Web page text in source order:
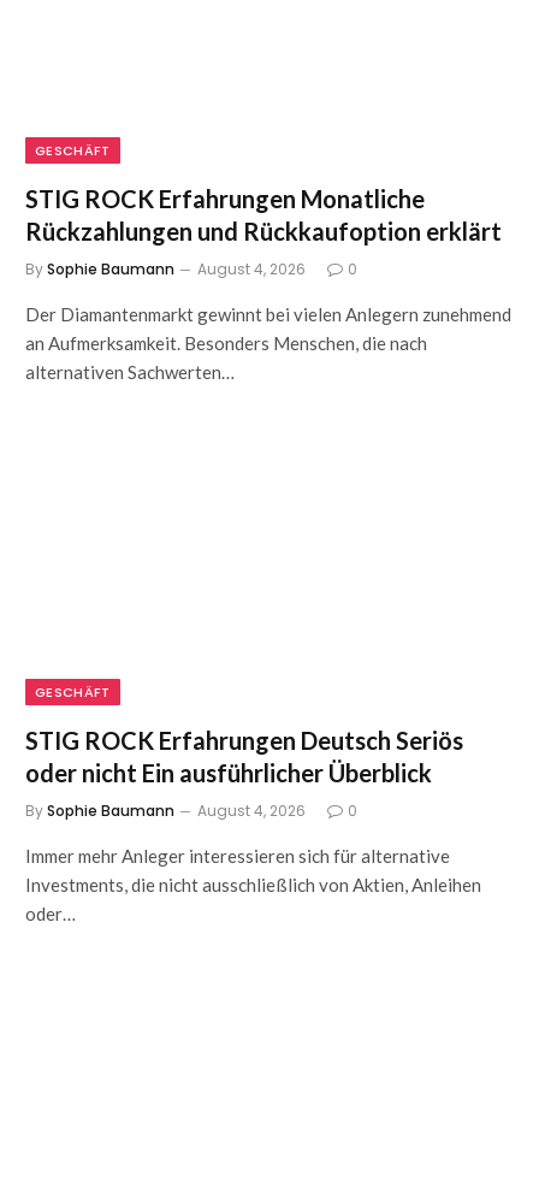
GESCHÄFT
STIG ROCK Erfahrungen Monatliche
Rückzahlungen und Rückkaufoption erklärt
BySophie Baumann August 4, 2026 0
Der Diamantenmarkt gewinnt bei vielen Anlegern zunehmend
an Aufmerksamkeit. Besonders Menschen, die nach
alternativen Sachwerten…
GESCHÄFT
STIG ROCK Erfahrungen Deutsch Seriös
oder nicht Ein ausführlicher Überblick
BySophie Baumann August 4, 2026 0
Immer mehr Anleger interessieren sich für alternative
Investments, die nicht ausschließlich von Aktien, Anleihen
oder…